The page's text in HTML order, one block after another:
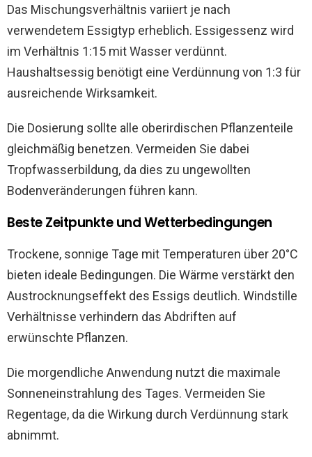
Das Mischungsverhältnis variiert je nach
verwendetem Essigtyp erheblich. Essigessenz wird
im Verhältnis 1:15 mit Wasser verdünnt.
Haushaltsessig benötigt eine Verdünnung von 1:3 für
ausreichende Wirksamkeit.
Die Dosierung sollte alle oberirdischen Pflanzenteile
gleichmäßig benetzen. Vermeiden Sie dabei
Tropfwasserbildung, da dies zu ungewollten
Bodenveränderungen führen kann.
Beste Zeitpunkte und Wetterbedingungen
Trockene, sonnige Tage mit Temperaturen über 20°C
bieten ideale Bedingungen. Die Wärme verstärkt den
Austrocknungseffekt des Essigs deutlich. Windstille
Verhältnisse verhindern das Abdriften auf
erwünschte Pflanzen.
Die morgendliche Anwendung nutzt die maximale
Sonneneinstrahlung des Tages. Vermeiden Sie
Regentage, da die Wirkung durch Verdünnung stark
abnimmt.